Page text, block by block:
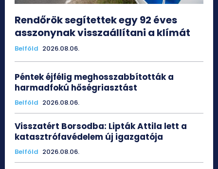
Rendőrök segítettek egy 92 éves
asszonynak visszaállítani a klímát
Belföld 2026.08.06.
Péntek éjfélig meghosszabbították a
harmadfokú hőségriasztást
Belföld 2026.08.06.
Visszatért Borsodba: Lipták Attila lett a
katasztrófavédelem új igazgatója
Belföld 2026.08.06.